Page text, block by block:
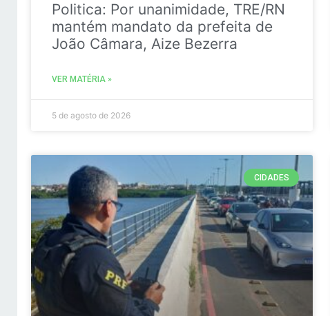
Politica: Por unanimidade, TRE/RN
mantém mandato da prefeita de
João Câmara, Aize Bezerra
VER MATÉRIA »
5 de agosto de 2026
CIDADES